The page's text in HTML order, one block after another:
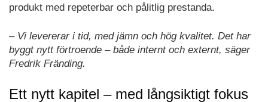
produkt med repeterbar och pålitlig prestanda.
– Vi levererar i tid, med jämn och hög kvalitet. Det har
byggt nytt förtroende – både internt och externt, säger
Fredrik Fränding.
Ett nytt kapitel – med långsiktigt fokus